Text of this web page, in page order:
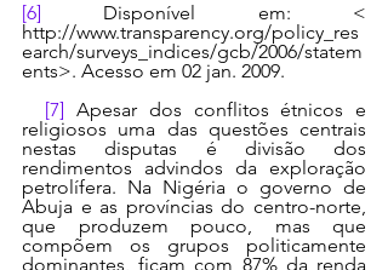
[6] Disponível em: <
http://www.transparency.org/policy_res
earch/surveys_indices/gcb/2006/statem
ents>. Acesso em 02 jan. 2009.
[7] Apesar dos conflitos étnicos e
religiosos uma das questões centrais
nestas disputas é divisão dos
rendimentos advindos da exploração
petrolífera. Na Nigéria o governo de
Abuja e as províncias do centro-norte,
que produzem pouco, mas que
compõem os grupos politicamente
dominantes, ficam com 87% da renda